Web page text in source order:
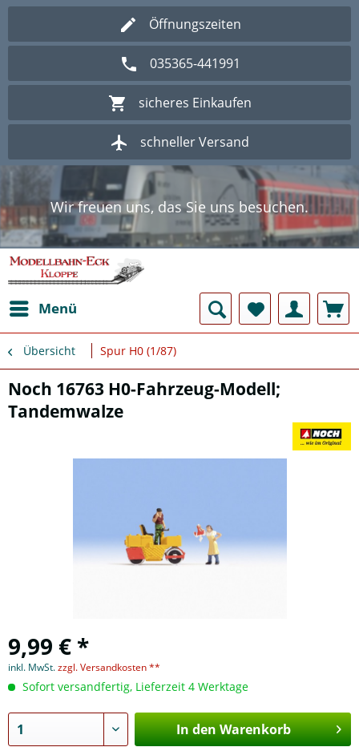
Öffnungszeiten
035365-441991
sicheres Einkaufen
schneller Versand
Wir freuen uns, das Sie uns besuchen.
Herzlich Willkommen im Onlineshop
Modellbahn - Eck Kloppe.
Wir freuen uns, das Sie uns besuchen.
Herzlich Willkommen im Onlineshop
Modellbahn - Eck Kloppe.
Menü
Übersicht Spur H0 (1/87)
Noch 16763 H0-Fahrzeug-Modell;
Tandemwalze
9,99 € *
inkl. MwSt.zzgl. Versandkosten **
Sofort versandfertig, Lieferzeit 4 Werktage
In den Warenkorb